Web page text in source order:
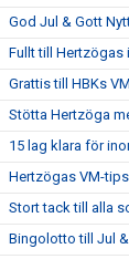
God Jul & Gott
Fullt till Hertzögas
Grattis till HBKs
Stötta Hertzöga
15 lag klara för
Hertzögas VM-
Stort tack till alla
Bingolotto till Jul